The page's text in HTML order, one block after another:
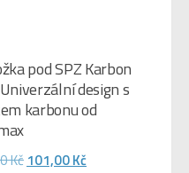
pod SPZ Karbon
design s
karbonu od
Kč Původní
101,00KčAktuální